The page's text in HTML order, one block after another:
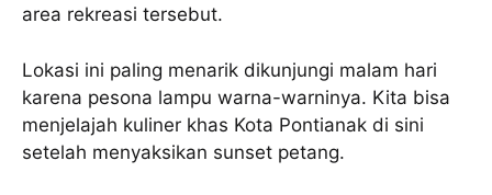
area rekreasi tersebut.
Lokasi ini paling menarik dikunjungi malam hari
karena pesona lampu warna-warninya. Kita bisa
menjelajah kuliner khas Kota Pontianak di sini
setelah menyaksikan sunset petang.